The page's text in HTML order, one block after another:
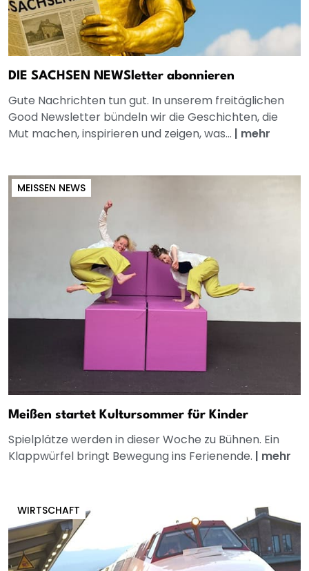
DIE SACHSEN NEWSletter abonnieren
Gute Nachrichten tun gut. In unserem freitäglichen
Good Newsletter bündeln wir die Geschichten, die
Mut machen, inspirieren und zeigen, was... | mehr
MEISSEN NEWS
Meißen startet Kultursommer für Kinder
Spielplätze werden in dieser Woche zu Bühnen. Ein
Klappwürfel bringt Bewegung ins Ferienende. | mehr
WIRTSCHAFT